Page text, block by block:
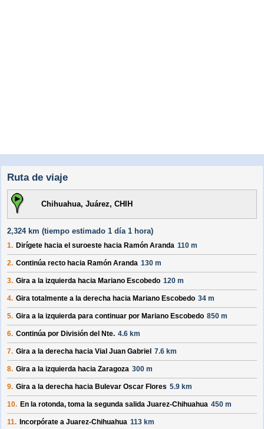
Ruta de viaje
Chihuahua, Juárez, CHIH
2,324 km (tiempo estimado 1 día 1 hora)
1. Dirígete hacia el suroeste hacia Ramón Aranda 110 m
2. Continúa recto hacia Ramón Aranda 130 m
3. Gira a la izquierda hacia Mariano Escobedo 120 m
4. Gira totalmente a la derecha hacia Mariano Escobedo 34 m
5. Gira a la izquierda para continuar por Mariano Escobedo 850 m
6. Continúa por División del Nte. 4.6 km
7. Gira a la derecha hacia Vial Juan Gabriel 7.6 km
8. Gira a la izquierda hacia Zaragoza 300 m
9. Gira a la derecha hacia Bulevar Oscar Flores 5.9 km
10. En la rotonda, toma la segunda salida Juarez-Chihuahua 450 m
11. Incorpórate a Juarez-Chihuahua 113 km